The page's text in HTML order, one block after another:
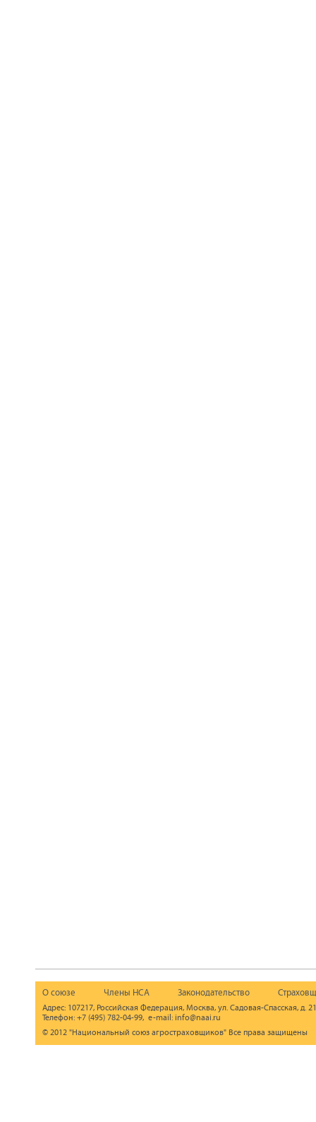
О союзе Члены НСА Законодательство
Адрес: 107217, Российская Федерация, Москва, ул. Садовая-Спасская, д.
Телефон: +7 (495) 782-04-99, e-mail: info@naai.ru
© 2012 "Национальный союз агростраховщиков" Все права защищены